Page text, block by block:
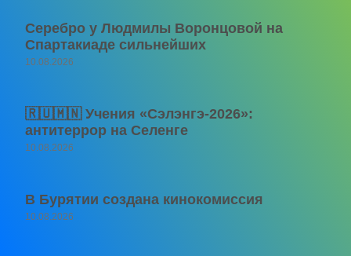
Серебро у Людмилы Воронцовой на
Спартакиаде сильнейших
10.08.2026
🇷🇺🇲🇳 Учения «Сэлэнгэ-2026»:
антитеррор на Селенге
10.08.2026
В Бурятии создана кинокомиссия
10.08.2026